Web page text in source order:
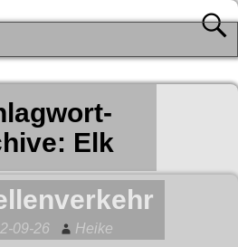
Elk
09-26 Heike